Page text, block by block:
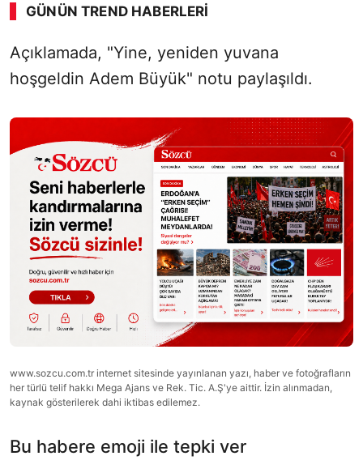
GÜNÜN TREND HABERLERI
SÖZCÜ SON DAKİKA
Açıklamada, "Yine, yeniden yuvana
hoşgeldin Adem Büyük" notu paylaşıldı.
www.sozcu.com.tr internet sitesinde yayınlanan yazı, haber ve fotoğrafların
her türlü telif hakkı Mega Ajans ve Rek. Tic. A.Ş'ye aittir. İzin alınmadan,
kaynak gösterilerek dahi iktibas edilemez.
Bu habere emoji ile tepki ver